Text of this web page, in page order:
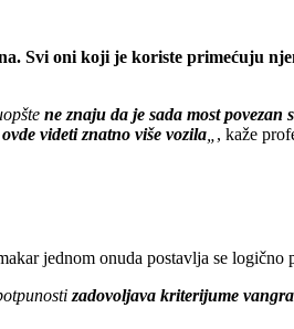
Svi oni koji je koriste primećuju
ne znaju da je sada most povezan
videti znatno više vozila , kaže
jednom onuda postavlja se logično
zadovoljava kriterijume